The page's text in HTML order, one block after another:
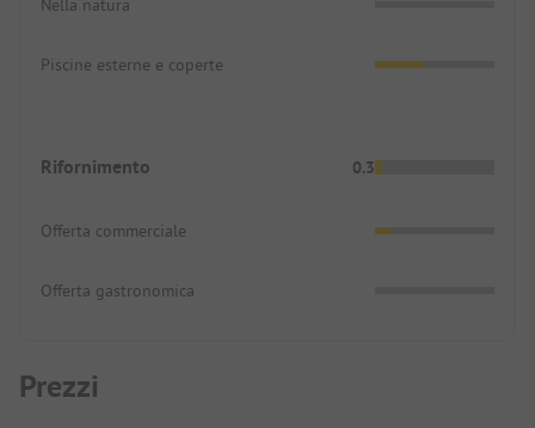
Nella natura
Piscine esterne e coperte
Rifornimento 0.3
Offerta commerciale
Offerta gastronomica
Prezzi